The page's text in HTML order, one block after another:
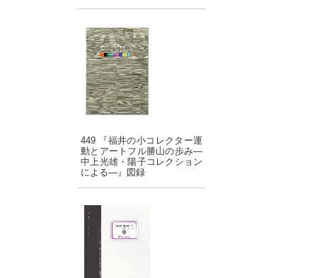
449 『福井の小コレクター運
動とアートフル勝山の歩み―
中上光雄・陽子コレクション
による―』図録